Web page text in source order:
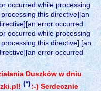
occurred while processing
this directive][an
error occurred
occurred while processing
this directive] [an
error occurred
Duszków w dniu
(*):-) Serdecznie